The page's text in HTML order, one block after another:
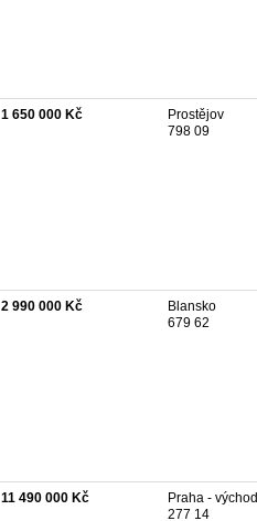
1 650 000 Kč
Prostějov
798 09
2 990 000 Kč
Blansko
679 62
11 490 000 Kč
Praha - východ
277 14